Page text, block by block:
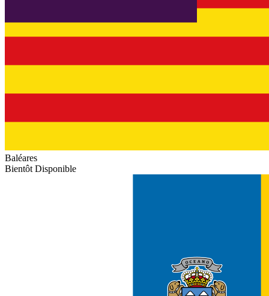
Baléares
Bientôt Disponible